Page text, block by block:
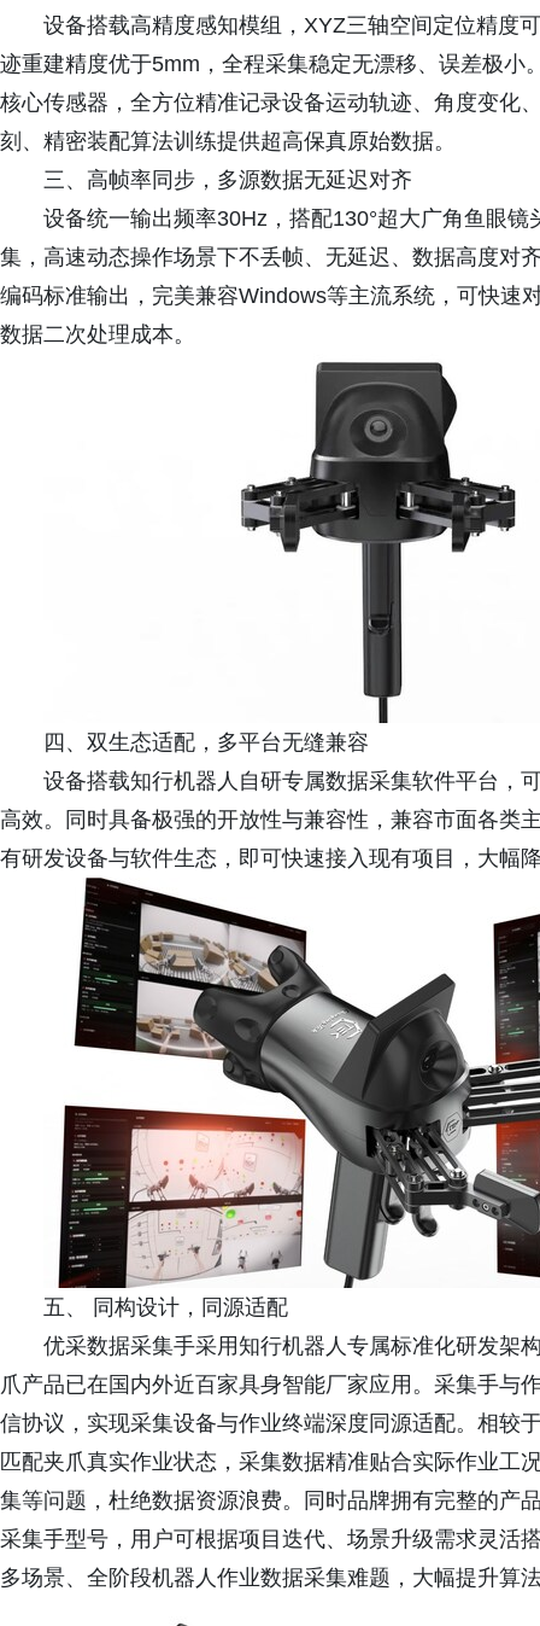
设备搭载高精度感知模组，XYZ三轴空间定位精度
迹重建精度优于5mm，全程采集稳定无漂移、误差极
核心传感器，全方位精准记录设备运动轨迹、角度变化
刻、精密装配算法训练提供超高保真原始数据。
三、高帧率同步，多源数据无延迟对齐
设备统一输出频率30Hz，搭配130°超大广角鱼眼
集，高速动态操作场景下不丢帧、无延迟、数据高度对
编码标准输出，完美兼容Windows等主流系统，可快速
数据二次处理成本。
四、双生态适配，多平台无缝兼容
设备搭载知行机器人自研专属数据采集软件平台，
高效。同时具备极强的开放性与兼容性，兼容市面各类
有研发设备与软件生态，即可快速接入现有项目，大幅
五、 同构设计，同源适配
优采数据采集手采用知行机器人专属标准化研发架
爪产品已在国内外近百家具身智能厂家应用。采集手与
信协议，实现采集设备与作业终端深度同源适配。相较
匹配夹爪真实作业状态，采集数据精准贴合实际作业工
集等问题，杜绝数据资源浪费。同时品牌拥有完整的产
采集手型号，用户可根据项目迭代、场景升级需求灵活
多场景、全阶段机器人作业数据采集难题，大幅提升算